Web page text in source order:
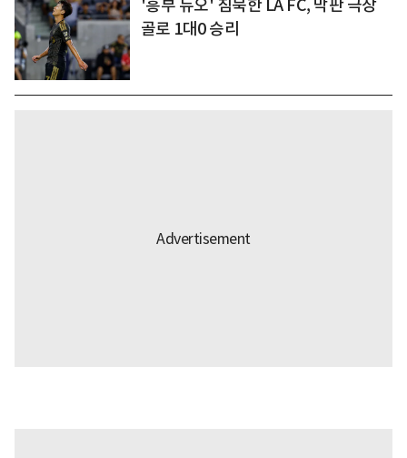
'흥부 듀오' 침묵한 LA FC, 막판 극장
골로 1대0 승리